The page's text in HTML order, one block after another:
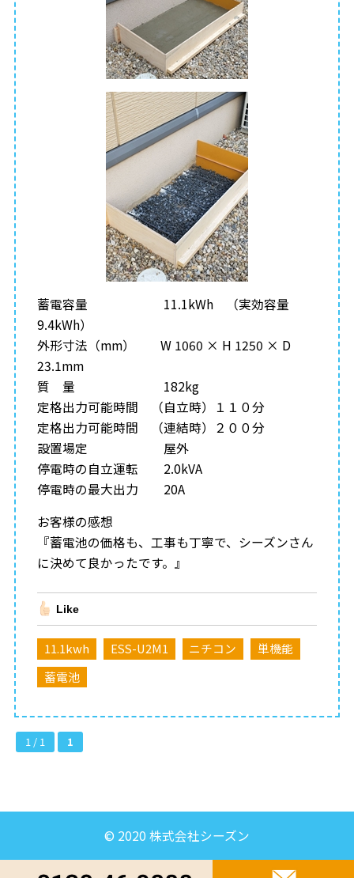
蓄電容量 11.1kWh （実効容量
9.4kWh）
外形寸法（mm） W 1060 × H 1250 × D
23.1mm
質 量 182kg
定格出力可能時間 （自立時）１１０分
定格出力可能時間 （連結時）２００分
設置場定 屋外
停電時の自立運転 2.0kVA
停電時の最大出力 20A
お客様の感想
『蓄電池の価格も、工事も丁寧で、シーズンさん
に決めて良かったです。』
Like
11.1kwh ESS-U2M1 ニチコン
単機能
蓄電池
1 / 1 1
© 2020 株式会社シーズン